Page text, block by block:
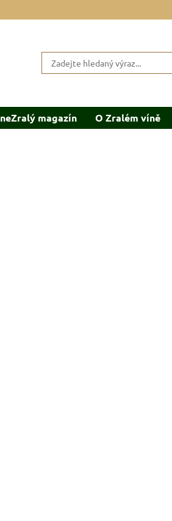
neZralý magazín O Zralém víně